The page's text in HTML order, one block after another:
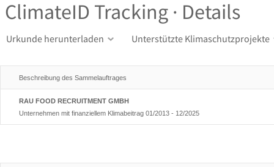
ClimateID Tracking · Details
Urkunde herunterladen Unterstützte Klimaschutzprojekte
Beschreibung des Sammelauftrages
RAU FOOD RECRUITMENT GMBH
Unternehmen mit finanziellem Klimabeitrag 01/2013 - 12/2025